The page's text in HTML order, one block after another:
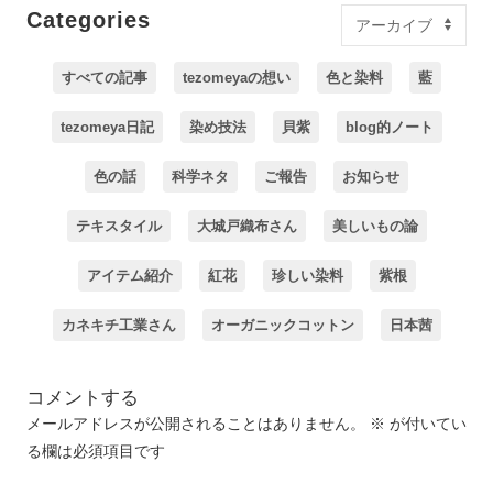
Categories
すべての記事 tezomeyaの想い 色と染料 藍
tezomeya日記 染め技法 貝紫 blog的ノート
色の話 科学ネタ ご報告 お知らせ
テキスタイル 大城戸織布さん 美しいもの論
アイテム紹介 紅花 珍しい染料 紫根
カネキチ工業さん オーガニックコットン 日本茜
コメントする
メールアドレスが公開されることはありません。 ※ が付いてい
る欄は必須項目です